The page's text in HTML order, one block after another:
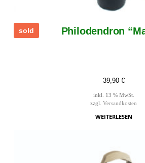
sold Philodendron
39,90 €
inkl. 13 % MwSt.
zzgl. Versandkosten
WEITERLESEN